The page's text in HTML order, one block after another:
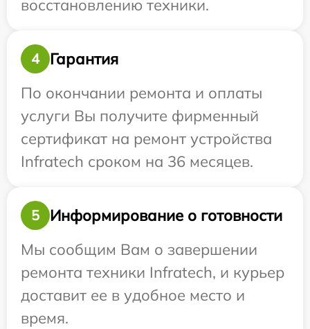
восстановлению техники.
4
Гарантия
По окончании ремонта и оплаты
услуги Вы получите фирменный
сертификат на ремонт устройства
Infratech сроком на 36 месяцев.
5
Информирование о готовности
Мы сообщим Вам о завершении
ремонта техники Infratech, и курьер
доставит ее в удобное место и
время.